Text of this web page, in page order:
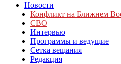
Новости
Конфликт на Ближнем
СВО
Интервью
Программы и ведущие
Сетка вещания
Редакция